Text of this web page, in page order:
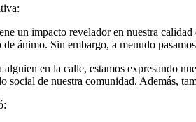
un impacto revelador en nuestra
ánimo. Sin embargo, a menudo
en la calle, estamos expresando
social de nuestra comunidad. Además,